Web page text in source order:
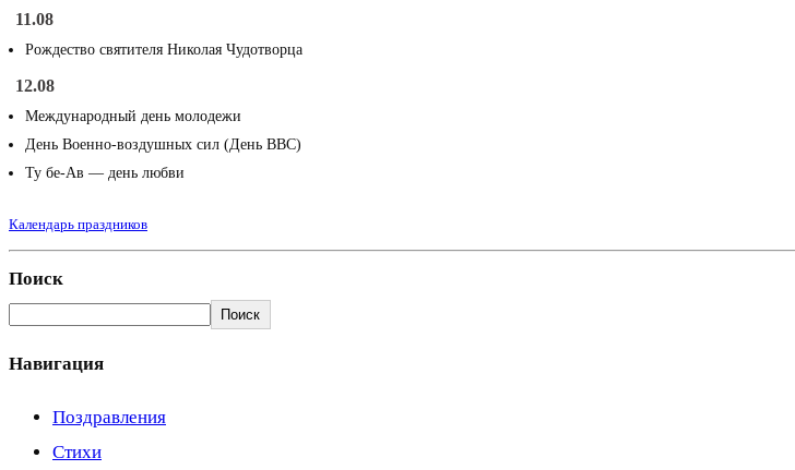
11.08
Рождество святителя Николая Чудотворца
12.08
Международный день молодежи
День Военно-воздушных сил (День ВВС)
Ту бе-Ав — день любви
Календарь праздников
Поиск
Поиск
Навигация
Поздравления
Стихи